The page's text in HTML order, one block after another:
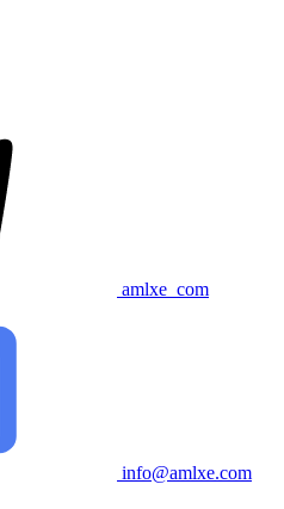
amlxe_com
info@amlxe.com